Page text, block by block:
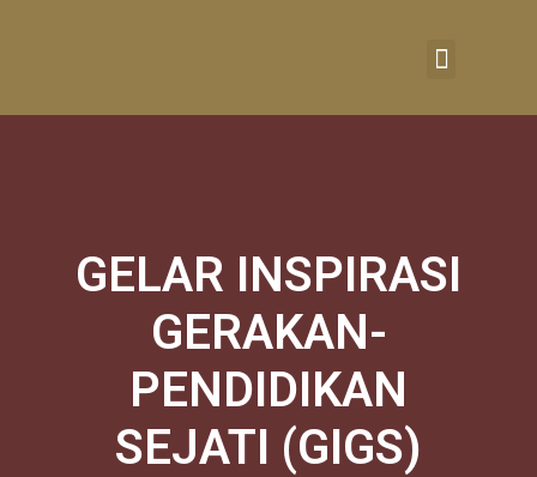
GELAR INSPIRASI
GERAKAN-
PENDIDIKAN
SEJATI (GIGS)